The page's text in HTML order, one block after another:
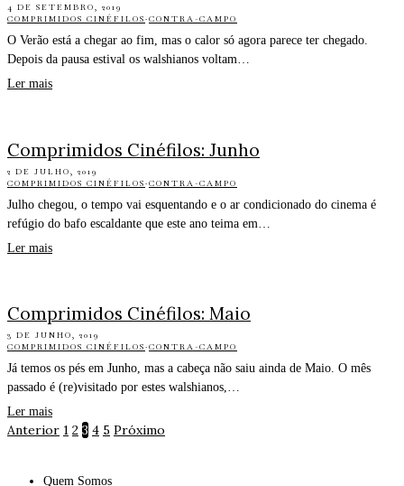
4 DE SETEMBRO, 2019
COMPRIMIDOS CINÉFILOS·CONTRA-CAMPO
O Verão está a chegar ao fim, mas o calor só agora parece ter chegado.
Depois da pausa estival os walshianos voltam…
Ler mais
Comprimidos Cinéfilos: Junho
2 DE JULHO, 2019
COMPRIMIDOS CINÉFILOS·CONTRA-CAMPO
Julho chegou, o tempo vai esquentando e o ar condicionado do cinema é
refúgio do bafo escaldante que este ano teima em…
Ler mais
Comprimidos Cinéfilos: Maio
3 DE JUNHO, 2019
COMPRIMIDOS CINÉFILOS·CONTRA-CAMPO
Já temos os pés em Junho, mas a cabeça não saiu ainda de Maio. O mês
passado é (re)visitado por estes walshianos,…
Ler mais
Anterior 1 2 3 4 5 Próximo
Quem Somos